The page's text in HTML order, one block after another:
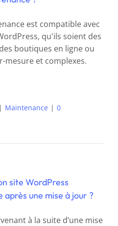
est compatible avec
qu'ils soient des
boutiques en ligne ou
mesure et complexes.
| Maintenance | 0
site WordPress
une mise à jour ?
à la suite d’une mise